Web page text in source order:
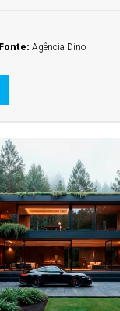
Fonte:Agência Dino